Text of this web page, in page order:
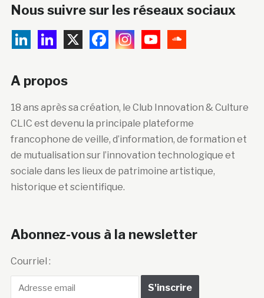
Nous suivre sur les réseaux sociaux
A propos
18 ans après sa création, le Club Innovation & Culture
CLIC est devenu la principale plateforme
francophone de veille, d’information, de formation et
de mutualisation sur l’innovation technologique et
sociale dans les lieux de patrimoine artistique,
historique et scientifique.
Abonnez-vous à la newsletter
Courriel :